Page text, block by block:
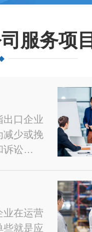
服务项目
出口企业
减少或挽
诉讼…
业在运营
些就是应